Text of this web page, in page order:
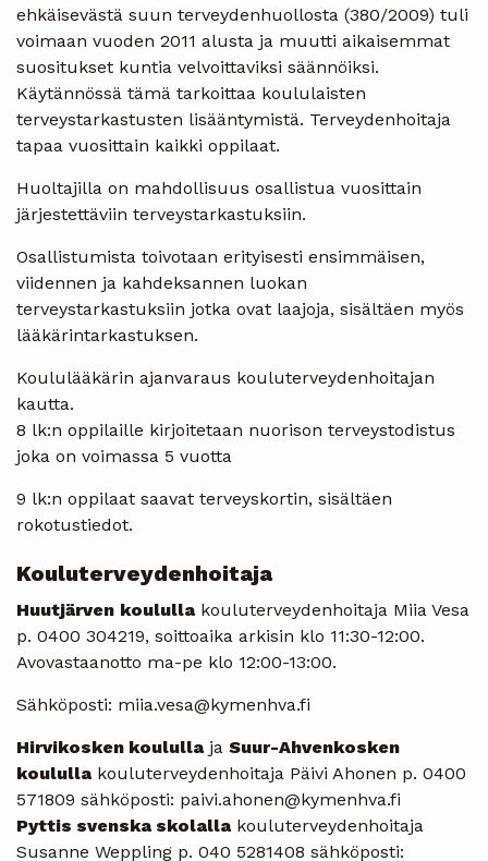
ehkäisevästä suun terveydenhuollosta (380/2009) tuli
voimaan vuoden 2011 alusta ja muutti aikaisemmat
suositukset kuntia velvoittaviksi säännöiksi.
Käytännössä tämä tarkoittaa koululaisten
terveystarkastusten lisääntymistä. Terveydenhoitaja
tapaa vuosittain kaikki oppilaat.
Huoltajilla on mahdollisuus osallistua vuosittain
järjestettäviin terveystarkastuksiin.
Osallistumista toivotaan erityisesti ensimmäisen,
viidennen ja kahdeksannen luokan
terveystarkastuksiin jotka ovat laajoja, sisältäen myös
lääkärintarkastuksen.
Koululääkärin ajanvaraus kouluterveydenhoitajan
kautta.
8 lk:n oppilaille kirjoitetaan nuorison terveystodistus
joka on voimassa 5 vuotta
9 lk:n oppilaat saavat terveyskortin, sisältäen
rokotustiedot.
Kouluterveydenhoitaja
Huutjärven koulullakouluterveydenhoitaja Miia Vesa
p. 0400 304219, soittoaika arkisin klo 11:30-12:00.
Avovastaanotto ma-pe klo 12:00-13:00.
Sähköposti: miia.vesa@kymenhva.fi
Hirvikosken koulullaja Suur-Ahvenkosken
koulullakouluterveydenhoitaja Päivi Ahonen p. 0400
571809 sähköposti: paivi.ahonen@kymenhva.fi
Pyttis svenska skolallakouluterveydenhoitaja
Susanne Weppling p. 040 5281408 sähköposti: